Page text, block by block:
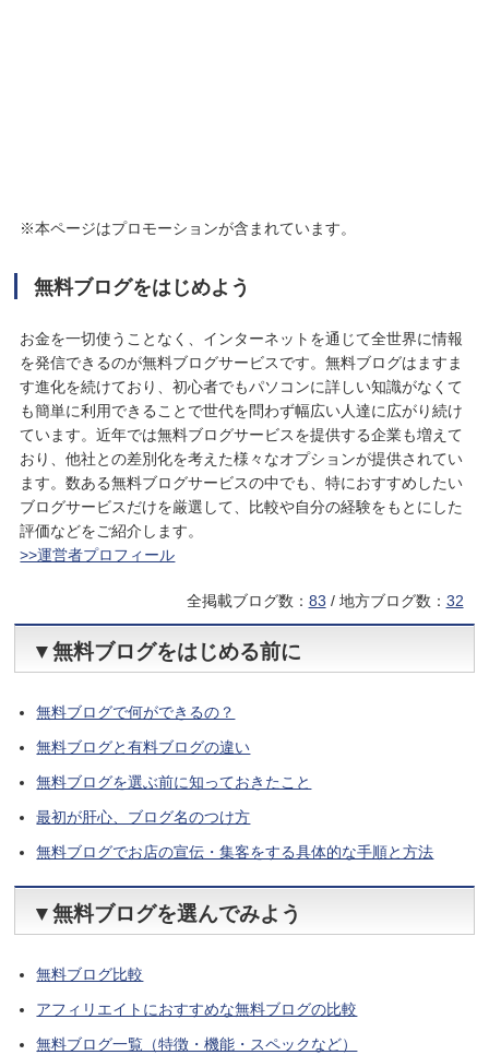
※本ページはプロモーションが含まれています。
無料ブログをはじめよう
お金を一切使うことなく、インターネットを通じて全世界に情報
を発信できるのが無料ブログサービスです。無料ブログはますま
す進化を続けており、初心者でもパソコンに詳しい知識がなくて
も簡単に利用できることで世代を問わず幅広い人達に広がり続け
ています。近年では無料ブログサービスを提供する企業も増えて
おり、他社との差別化を考えた様々なオプションが提供されてい
ます。数ある無料ブログサービスの中でも、特におすすめしたい
ブログサービスだけを厳選して、比較や自分の経験をもとにした
評価などをご紹介します。
>>運営者プロフィール
全掲載ブログ数： 83 / 地方ブログ数： 32
▼無料ブログをはじめる前に
無料ブログで何ができるの？
無料ブログと有料ブログの違い
無料ブログを選ぶ前に知っておきたこと
最初が肝心、ブログ名のつけ方
無料ブログでお店の宣伝・集客をする具体的な手順と方法
▼無料ブログを選んでみよう
無料ブログ比較
アフィリエイトにおすすめな無料ブログの比較
無料ブログ一覧（特徴・機能・スペックなど）